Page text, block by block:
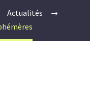
Actualités